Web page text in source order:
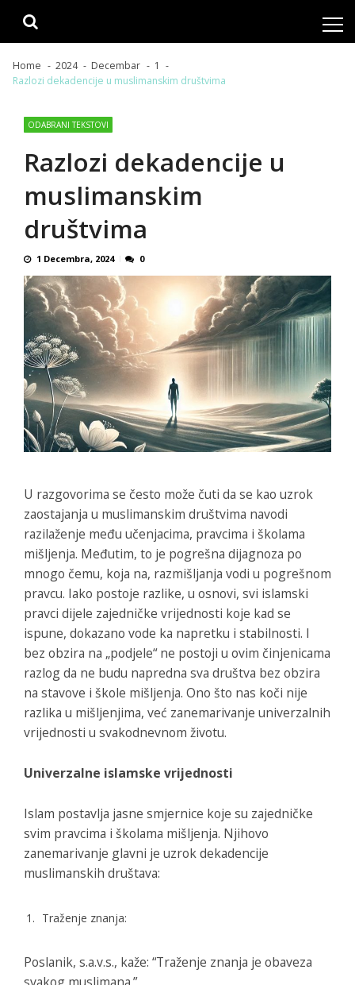
Home 2024 Decembar
1
Razlozi dekadencije u muslimanskim društvima
ODABRANI TEKSTOVI
Razlozi dekadencije u
muslimanskim
društvima
1 Decembra, 2024 0
U razgovorima se često može čuti da se kao uzrok
zaostajanja u muslimanskim društvima navodi
razilaženje među učenjacima, pravcima i školama
mišljenja. Međutim, to je pogrešna dijagnoza po
mnogo čemu, koja na, razmišljanja vodi u pogrešnom
pravcu. Iako postoje razlike, u osnovi, svi islamski
pravci dijele zajedničke vrijednosti koje kad se
ispune, dokazano vode ka napretku i stabilnosti. I
bez obzira na „podjele“ ne postoji u ovim činjenicama
razlog da ne budu napredna sva društva bez obzira
na stavove i škole mišljenja. Ono što nas koči nije
razlika u mišljenjima, već zanemarivanje univerzalnih
vrijednosti u svakodnevnom životu.
Univerzalne islamske vrijednosti
Islam postavlja jasne smjernice koje su zajedničke
svim pravcima i školama mišljenja. Njihovo
zanemarivanje glavni je uzrok dekadencije
muslimanskih društava:
Traženje znanja:
Poslanik, s.a.v.s., kaže: “Traženje znanja je obaveza